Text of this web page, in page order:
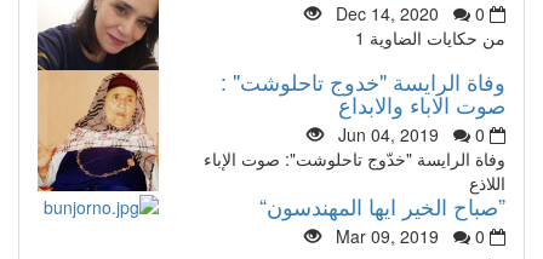
Dec 14, 2020
0
من حكايات الضاوية 1
وفاة الرايسة "خدوج تاحلوشت" :
صوت الاباء والابداع
Jun 04, 2019
0
وفاة الرايسة "خدّوج تاحلوشت": صوت الإباء
اللاذع
”صباح الخير ايها المهندسون“
Mar 09, 2019
0